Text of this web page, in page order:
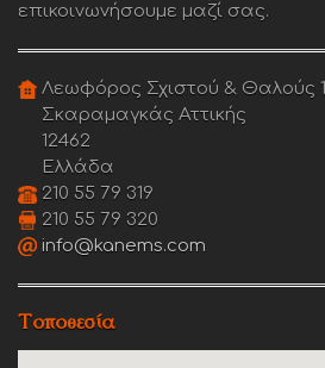
επικοινωνήσουμε μαζί σας.
Λεωφόρος Σχιστού & Θαλούς 1
Σκαραμαγκάς Αττικής
12462
Ελλάδα
210 55 79 319
210 55 79 320
info@kanems.com
Τοποθεσία